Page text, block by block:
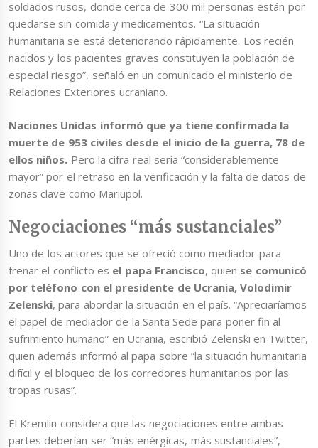
soldados rusos, donde cerca de 300 mil personas están por
quedarse sin comida y medicamentos. “La situación
humanitaria se está deteriorando rápidamente. Los recién
nacidos y los pacientes graves constituyen la población de
especial riesgo”, señaló en un comunicado el ministerio de
Relaciones Exteriores ucraniano.
Naciones Unidas informó que ya tiene confirmada la
muerte de 953 civiles desde el inicio de la guerra, 78 de
ellos niños. Pero la cifra real sería “considerablemente
mayor” por el retraso en la verificación y la falta de datos de
zonas clave como Mariupol.
Negociaciones “más sustanciales”
Uno de los actores que se ofreció como mediador para
frenar el conflicto es el papa Francisco, quien se comunicó
por teléfono con el presidente de Ucrania, Volodimir
Zelenski, para abordar la situación en el país. “Apreciaríamos
el papel de mediador de la Santa Sede para poner fin al
sufrimiento humano” en Ucrania, escribió Zelenski en Twitter,
quien además informó al papa sobre “la situación humanitaria
difícil y el bloqueo de los corredores humanitarios por las
tropas rusas”.
El Kremlin considera que las negociaciones entre ambas
partes deberían ser “más enérgicas, más sustanciales”,